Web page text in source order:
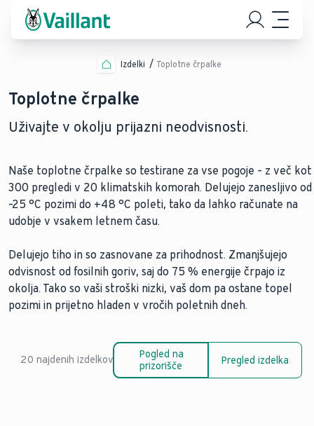
Izdelki Toplotne črpalke
Toplotne črpalke
Uživajte v okolju prijazni neodvisnosti.
Naše toplotne črpalke so testirane za vse pogoje – z več kot
300 pregledi v 20 klimatskih komorah. Delujejo zanesljivo od
–25 °C pozimi do +48 °C poleti, tako da lahko računate na
udobje v vsakem letnem času.
Delujejo tiho in so zasnovane za prihodnost. Zmanjšujejo
odvisnost od fosilnih goriv, saj do 75 % energije črpajo iz
okolja. Tako so vaši stroški nizki, vaš dom pa ostane topel
pozimi in prijetno hladen v vročih poletnih dneh.
20 najdenih izdelkov
Pogled na
prizorišče
Pregled izdelka